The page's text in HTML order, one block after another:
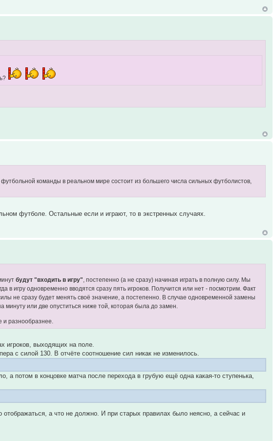
команды в реальном мире состоит из большего числа сильных футболистов,
футболе. Остальные если и играют, то в экстренных случаях.
будут "входить в игру", постепенно (а не сразу) начиная играть в полную силу. Мы
в игру одновременно вводятся сразу пять игроков. Получится или нет - посмотрим. Факт
не сразу будет менять своё значение, а постепенно. В случае одновременной замены
минуту или две опуститься ниже той, которая была до замен.
и разнообразнее.
игроков, выходящих на поле.
с силой 130. В отчёте соотношение сил никак не изменилось.
а потом в концовке матча после перехода в грубую ещё одна какая-то ступенька,
а что не должно. И при старых правилах было неясно, а сейчас и